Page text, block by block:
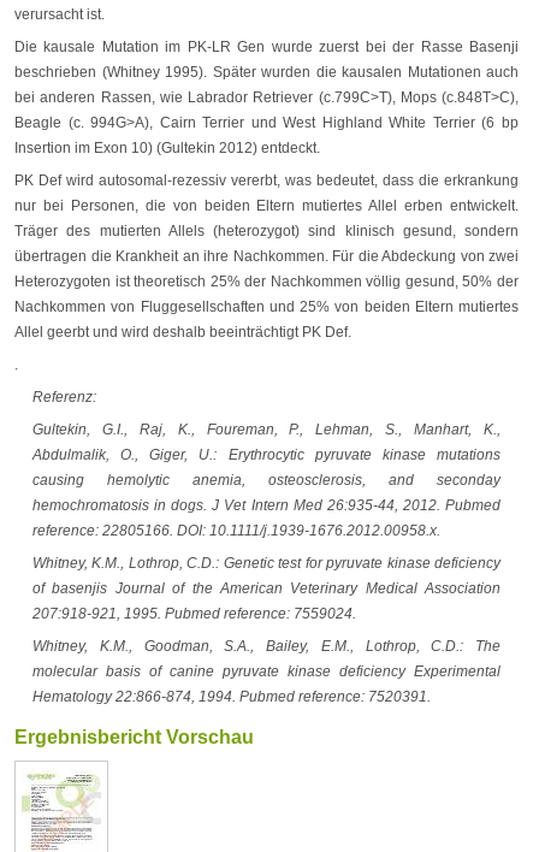
verursacht ist.
Die kausale Mutation im PK-LR Gen wurde zuerst bei der Rasse Basenji
beschrieben (Whitney 1995). Später wurden die kausalen Mutationen auch
bei anderen Rassen, wie Labrador Retriever (c.799C>T), Mops (c.848T>C),
Beagle (c. 994G>A), Cairn Terrier und West Highland White Terrier (6 bp
Insertion im Exon 10) (Gultekin 2012) entdeckt.
PK Def wird autosomal-rezessiv vererbt, was bedeutet, dass die erkrankung
nur bei Personen, die von beiden Eltern mutiertes Allel erben entwickelt.
Träger des mutierten Allels (heterozygot) sind klinisch gesund, sondern
übertragen die Krankheit an ihre Nachkommen. Für die Abdeckung von zwei
Heterozygoten ist theoretisch 25% der Nachkommen völlig gesund, 50% der
Nachkommen von Fluggesellschaften und 25% von beiden Eltern mutiertes
Allel geerbt und wird deshalb beeinträchtigt PK Def.
.
Referenz:
Gultekin, G.I., Raj, K., Foureman, P., Lehman, S., Manhart, K.,
Abdulmalik, O., Giger, U.: Erythrocytic pyruvate kinase mutations
causing hemolytic anemia, osteosclerosis, and seconday
hemochromatosis in dogs. J Vet Intern Med 26:935-44, 2012. Pubmed
reference: 22805166. DOI: 10.1111/j.1939-1676.2012.00958.x.
Whitney, K.M., Lothrop, C.D.: Genetic test for pyruvate kinase deficiency
of basenjis Journal of the American Veterinary Medical Association
207:918-921, 1995. Pubmed reference: 7559024.
Whitney, K.M., Goodman, S.A., Bailey, E.M., Lothrop, C.D.: The
molecular basis of canine pyruvate kinase deficiency Experimental
Hematology 22:866-874, 1994. Pubmed reference: 7520391.
Ergebnisbericht Vorschau